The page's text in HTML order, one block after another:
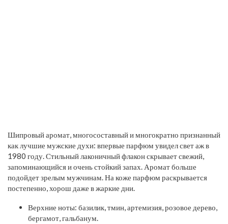
Шипровый аромат, многосоставный и многократно признанный
как лучшие мужские духи: впервые парфюм увидел свет аж в
1980 году. Стильный лаконичный флакон скрывает свежий,
запоминающийся и очень стойкий запах. Аромат больше
подойдет зрелым мужчинам. На коже парфюм раскрывается
постепенно, хорош даже в жаркие дни.
Верхние ноты: базилик, тмин, артемизия, розовое дерево,
бергамот, гальбанум.